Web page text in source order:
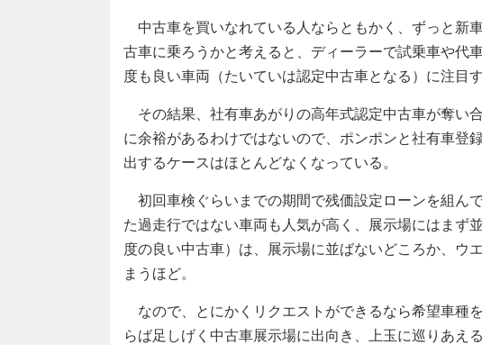
中古車を買いなれている人ならともかく、ずっと新
古車に乗ろうかと考えると、ディーラーで試乗車や代
度も良い車両（たいていは認定中古車となる）に注目
その結果、社有車あがりの高年式認定中古車が奪い
に余裕があるわけではないので、ポンポンと社有車登
出するケースはほとんどなくなっている。
初回車検ぐらいまでの期間で残価設定ローンを組ん
た過走行ではない車両も人気が高く、展示場にはまず
度の良い中古車）は、展示場に並ばないどころか、ウ
まうほど。
なので、とにかくリクエストができるなら希望車種
らば足しげく中古車展示場に出向き、上玉に巡りあえ